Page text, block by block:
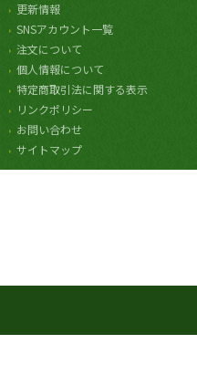
更新情報
SNSアカウント一覧
注文について
個人情報について
特定商取引法に関する表示
リンクポリシー
お問い合わせ
サイトマップ